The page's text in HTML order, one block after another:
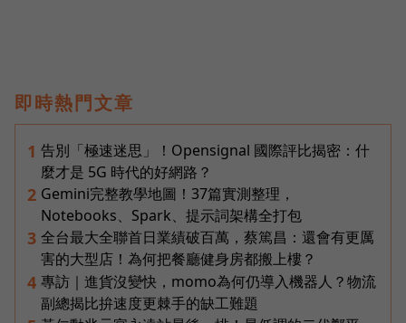
即時熱門文章
1 告別「極速迷思」！Opensignal 國際評比揭密：什
麼才是 5G 時代的好網路？
2 Gemini完整教學地圖！37篇實測整理，
Notebooks、Spark、提示詞架構全打包
3 全台最大全聯首日業績破百萬，蔡篤昌：還會有更厲
害的大型店！為何把餐廳健身房都搬上樓？
4 專訪｜進貨沒變快，momo為何仍導入機器人？物流
副總揭比拚速度更棘手的缺工難題